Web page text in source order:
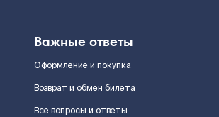
Важные ответы
Оформление и покупка
Возврат и обмен билета
Все вопросы и ответы